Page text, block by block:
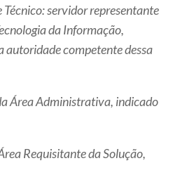
servidor representante
da Informação,
autoridade competente dessa
Área Administrativa, indicado
Requisitante da Solução,